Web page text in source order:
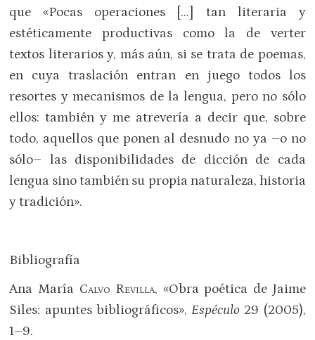
que «Pocas operaciones […] tan literaria y
estéticamente productivas como la de verter
textos literarios y, más aún, si se trata de poemas,
en cuya traslación entran en juego todos los
resortes y mecanismos de la lengua, pero no sólo
ellos: también y me atrevería a decir que, sobre
todo, aquellos que ponen al desnudo no ya –o no
sólo– las disponibilidades de dicción de cada
lengua sino también su propia naturaleza, historia
y tradición».
Bibliografía
Ana María Calvo Revilla, «Obra poética de Jaime
Siles: apuntes bibliográficos»,Espéculo 29 (2005),
1–9.